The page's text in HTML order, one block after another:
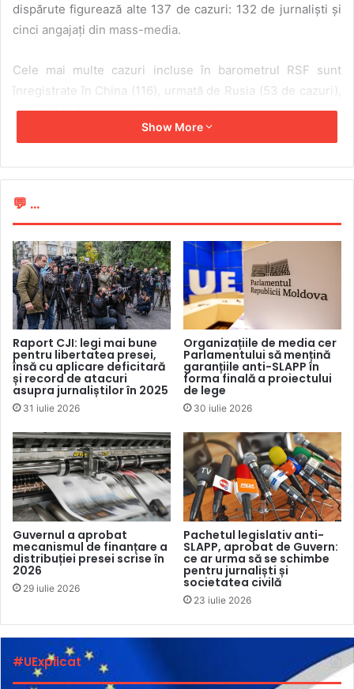
dispărute figurează alte 137 de cazuri: 132 de jurnaliști și
cinci angajați din mass-media.
Cele mai multe cazuri incluse în barometrul RSF sunt
înregistrate în China (116), urmată de Rusia (53 de cazuri),
Israel (34), Mexic (33) și Belarus (29).
RSF afișează 733 de rezultate în privința victimelor
organizația a stabilit că decesul sau detenția lor a avut
legătură cu activitatea jurnalistică. Lista nu include
jurnaliști uciși sau încarcerați din motive fără legătură cu
munca lor ori cazuri în care legătura cu activitatea
profesională nu a fost încă confirmată.
Barometrul RSF monitorizează în timp real abuzurile
împotriva jurnaliștilor și lucrătorilor media la nivel global,
inclusiv cazurile de omor, detenție, luare de ostatici și
dispariție, iar datele sunt actualizate constant de
organizație.
PotrivitIndicelui mondial al Libertății Presei 2026, făcut
public de RSF la 30 aprilie, în 41 de state plasate în ultima
parte a clasamentului, condițiile de activitate ale
jurnaliștilor rămân critice, marcate de represiuni, control
informațional și vulnerabilități sistemice. În această
categorie se regăsesc, între altele, Hong Kong (locul 140),
Siria (locul 141), Iordania (locul 142), Algeria (locul 145),
Uzbekistan (locul 147), precum și Ethiopia (locul 148) și
Kazakhstan (locul 149). În partea inferioară a clasamentului
predomină state în care presa operează sub constrângeri
Show More
💬 ...
Raport CJI: legi mai bune
pentru libertatea presei,
însă cu aplicare deficitară
și record de atacuri
asupra jurnaliștilor în 2025
31 iulie 2026
Organizațiile de media cer
Parlamentului să mențină
garanțiile anti-SLAPP în
forma finală a proiectului
de lege
30 iulie 2026
Guvernul a aprobat
mecanismul de finanțare a
distribuției presei scrise în
2026
29 iulie 2026
Pachetul legislativ anti-
SLAPP, aprobat de Guvern:
ce ar urma să se schimbe
pentru jurnaliști și
societatea civilă
23 iulie 2026
#UExplicat